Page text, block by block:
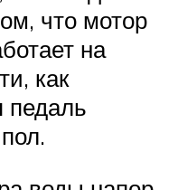
что мотор
на
как
педаль